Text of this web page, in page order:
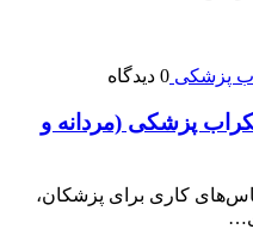
0 دیدگاه
پزشکی (مردانه و
کاری برای پزشکان،